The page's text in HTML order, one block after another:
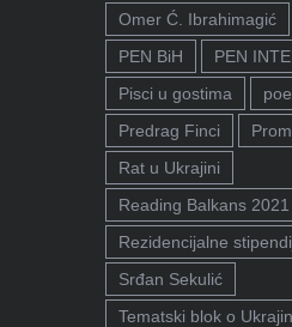
Omer Ć. Ibrahimagić
PEN BiH
PEN
Pisci u gostima
Predrag Finci
Rat u Ukrajini
Reading Balkans 2021
Rezidencijalne
Srđan Sekulić
Tematski blok o